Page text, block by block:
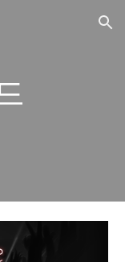
Skip to navigation